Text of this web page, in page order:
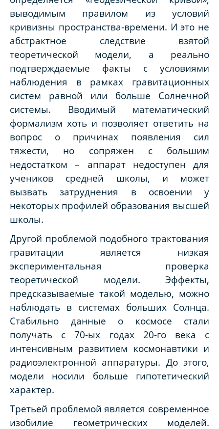
выводимым правилом из условий
кривизны пространства-времени. И это не
абстрактное следствие взятой
теоретической модели, а реально
подтверждаемые факты с условиями
наблюдения в рамках гравитационных
систем равной или больше Солнечной
системы. Вводимый математический
формализм хоть и позволяет ответить на
вопрос о причинах появления сил
тяжести, но сопряжен с большим
недостатком – аппарат недоступен для
учеников средней школы, и может
вызвать затруднения в освоении у
некоторых профилей образования высшей
школы.
Другой проблемой подобного трактования
гравитации является низкая
экспериментальная проверка
теоретической модели. Эффекты,
предсказываемые такой моделью, можно
наблюдать в системах больших Солнца.
Стабильно данные о космосе стали
получать с 70-ых годах 20-го века с
интенсивным развитием космонавтики и
радиоэлектронной аппаратуры. До этого,
модели носили больше гипотетический
характер.
Третьей проблемой является современное
изобилие геометрических моделей.